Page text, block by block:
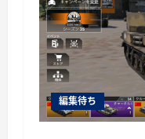
編集待ち